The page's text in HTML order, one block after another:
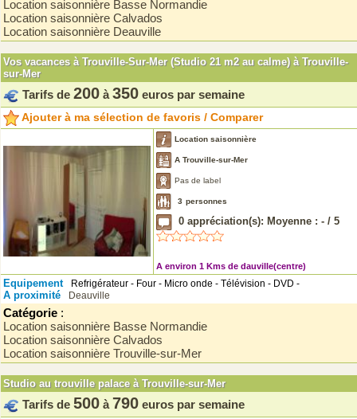
Location saisonnière Basse Normandie
Location saisonnière Calvados
Location saisonnière Deauville
Vos vacances à Trouville-Sur-Mer (Studio 21 m2 au calme) à Trouville-
sur-Mer
Tarifs de 200 à 350 euros par semaine
Ajouter à ma sélection de favoris / Comparer
Location saisonnière
A Trouville-sur-Mer
Pas de label
3 personnes
0 appréciation(s): Moyenne : - / 5
A environ 1 Kms de dauville(centre)
Equipement Refrigérateur - Four - Micro onde - Télévision - DVD -
A proximité Deauville
Catégorie :
Location saisonnière Basse Normandie
Location saisonnière Calvados
Location saisonnière Trouville-sur-Mer
Studio au trouville palace à Trouville-sur-Mer
Tarifs de 500 à 790 euros par semaine